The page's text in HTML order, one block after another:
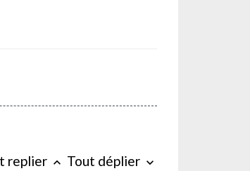
replier keyboard_arrow_up Tout déplier keyboard_arrow_down